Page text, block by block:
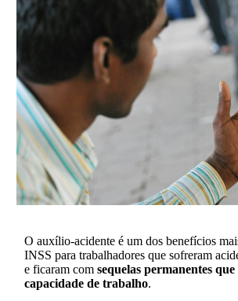
O auxílio-acidente é um dos benefícios
INSS para trabalhadores que sofreram
e ficaram comsequelas permanentes
capacidade de trabalho.